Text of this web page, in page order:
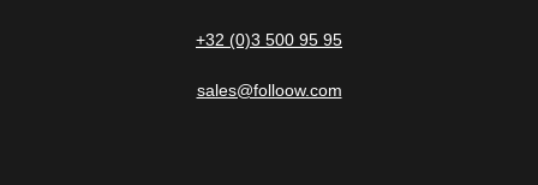
+32 (0)3 500 95 95
sales@folloow.com